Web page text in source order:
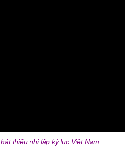
thiếu nhi lập kỷ lục Việt Nam